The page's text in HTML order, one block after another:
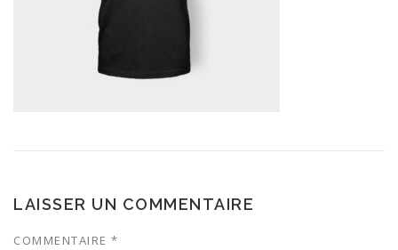
LAISSER UN COMMENTAIRE
COMMENTAIRE *